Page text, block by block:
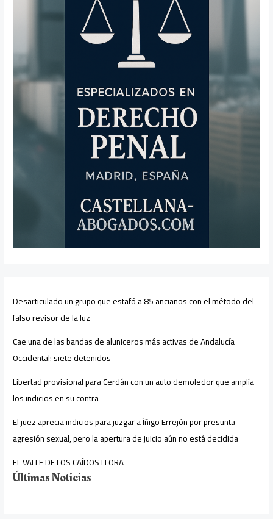
Desarticulado un grupo que estafó a 85 ancianos con el método del
falso revisor de la luz
Cae una de las bandas de aluniceros más activas de Andalucía
Occidental: siete detenidos
Libertad provisional para Cerdán con un auto demoledor que amplía
los indicios en su contra
El juez aprecia indicios para juzgar a Íñigo Errejón por presunta
agresión sexual, pero la apertura de juicio aún no está decidida
EL VALLE DE LOS CAÍDOS LLORA
Últimas Noticias